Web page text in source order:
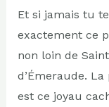
Et si jamais tu
exactement ce
non loin de
d’Émeraude.
est ce joyau